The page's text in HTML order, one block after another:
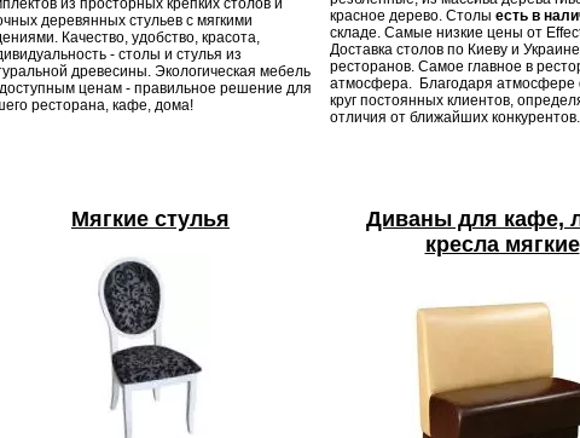
из просторных крепких столов и
деревянных стульев с мягкими
Качество, удобство, красота,
- столы и стулья из
древесины. Экологическая мебель
ценам - правильное решение для
ресторана, кафе, дома!
красное дерево. Столы есть в
складе. Самые низкие цены от
Доставка столов по Киеву и
ресторанов. Самое главное в
атмосфера. Благодаря атмосфере
круг постоянных клиентов,
отличия от ближайших конкурентов.
Мягкие стулья
Диваны для кафе,
кресла мягкие